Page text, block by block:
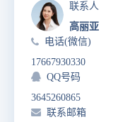
联系人
高丽亚
电话(微信)
17667930330
QQ号码
3645260865
联系邮箱